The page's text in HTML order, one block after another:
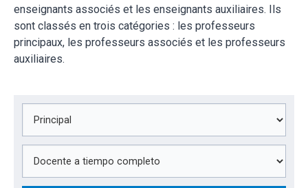
enseignants associés et les enseignants auxiliaires. Ils
sont classés en trois catégories : les professeurs
principaux, les professeurs associés et les professeurs
auxiliaires.